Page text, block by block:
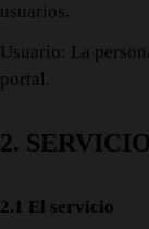
usuarios.
Usuario: La
portal.
2.
2.1 El servicio